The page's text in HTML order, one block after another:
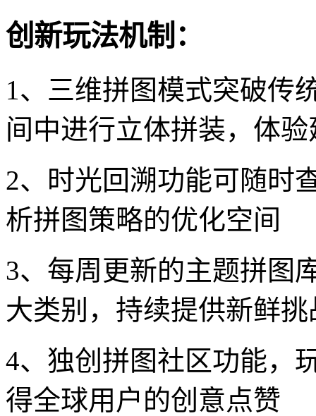
创新玩法机制：
1、三维拼图模式突破传
间中进行立体拼装，体
2、时光回溯功能可随时
析拼图策略的优化空间
3、每周更新的主题拼图
大类别，持续提供新鲜挑
4、独创拼图社区功能，
得全球用户的创意点赞